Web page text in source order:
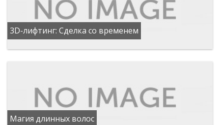
3D-лифтинг: Сделка со временем
Магия длинных волос